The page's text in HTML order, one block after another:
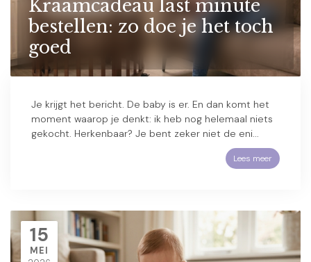
Kraamcadeau last minute
bestellen: zo doe je het toch
goed
Je krijgt het bericht. De baby is er. En dan komt het
moment waarop je denkt: ik heb nog helemaal niets
gekocht. Herkenbaar? Je bent zeker niet de eni...
Lees meer
15
MEI